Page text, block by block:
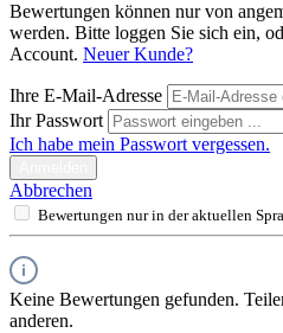
Bewertungen können nur von
werden. Bitte loggen Sie sich ein,
Account. Neuer Kunde?
Ihre E-Mail-Adresse
Ihr Passwort
Ich habe mein Passwort vergessen.
Abbrechen
Bewertungen nur in der aktuellen
Keine Bewertungen gefunden.
anderen.